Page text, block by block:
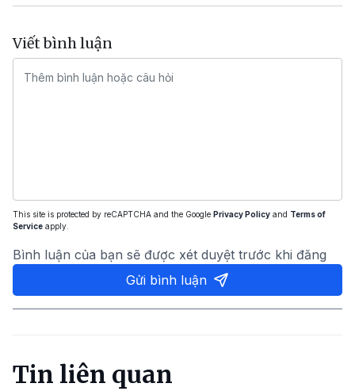
Viết bình luận
This site is protected by reCAPTCHA and the Google Privacy Policy and Terms of
Service apply.
Bình luận của bạn sẽ được xét duyệt trước khi đăng
Gửi bình luận
Tin liên quan